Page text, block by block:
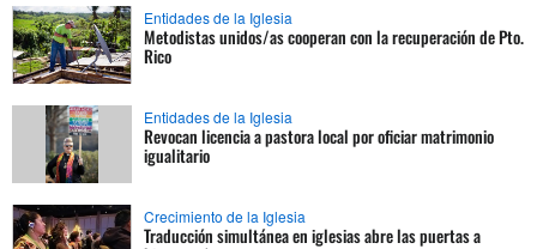
Entidades de la Iglesia
Metodistas unidos/as cooperan con la recuperación de Pto.
Rico
Entidades de la Iglesia
Revocan licencia a pastora local por oficiar matrimonio
igualitario
Crecimiento de la Iglesia
Traducción simultánea en iglesias abre las puertas a